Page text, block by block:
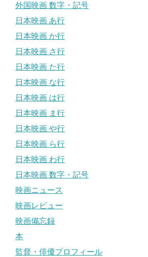
外国映画 数字・記号
日本映画 あ行
日本映画 か行
日本映画 さ行
日本映画 た行
日本映画 な行
日本映画 は行
日本映画 ま行
日本映画 や行
日本映画 ら行
日本映画 わ行
日本映画 数字・記号
映画ニュース
映画レビュー
映画備忘録
本
監督・俳優プロフィール